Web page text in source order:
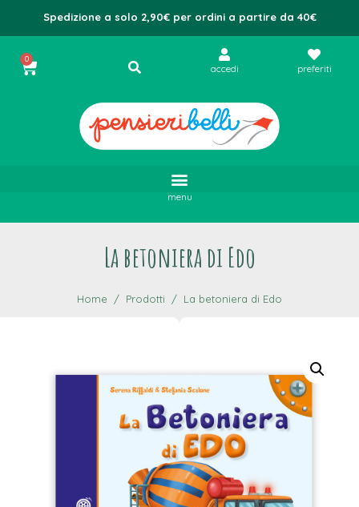
Spedizione a solo 2,90€ per ordini a partire da 40€
0
accedi preferiti
menu
La betoniera di Edo
Home Prodotti La betoniera di Edo